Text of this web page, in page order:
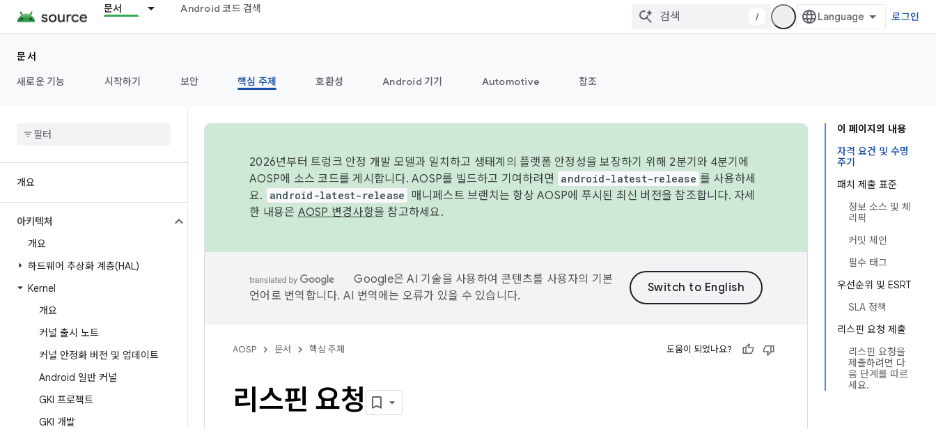
문서 Android 코드 검색
/ 로그인
문서
새로운 기능
시작하기 보안 핵심 주제 호환성 Android 기기 Automotive 참조
개요
아키텍처
개요
하드웨어 추상화 계층(HAL)
Kernel
개요
커널 출시 노트
커널 안정화 버전 및 업데이트
Android 일반 커널
GKI 프로젝트
GKI 개발
이 페이지의 내용
자격 요건 및 수명
주기
패치 제출 표준
정보 소스 및 체
리픽
커밋 체인
필수 태그
우선순위 및 ESRT
SLA 정책
리스핀 요청 제출
리스핀 요청을
제출하려면 다
음 단계를 따르
세요.
2026년부터 트렁크 안정 개발 모델과 일치하고 생태계의 플랫폼 안정성을 보장하기 위해 2분기와 4분기에
AOSP에 소스 코드를 게시합니다. AOSP를 빌드하고 기여하려면
android-latest-release 를 사용하세
요.
android-latest-release
매니페스트 브랜치는 항상 AOSP에 푸시된 최신 버전을 참조합니다. 자세
한 내용은 AOSP 변경사항을 참고하세요.
Google은 AI 기술을 사용하여 콘텐츠를 사용자의 기본
언어로 번역합니다. AI 번역에는 오류가 있을 수 있습니다.
AOSP 문서 핵심 주제 도움이 되었나요?
리스핀 요청